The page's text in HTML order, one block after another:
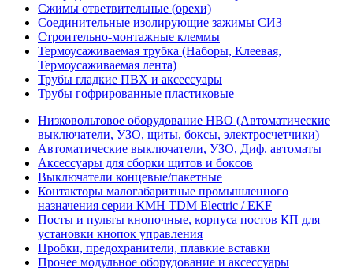
Сжимы ответвительные (орехи)
Соединительные изолирующие зажимы СИЗ
Строительно-монтажные клеммы
Термоусаживаемая трубка (Наборы, Клеевая,
Термоусаживаемая лента)
Трубы гладкие ПВХ и аксессуары
Трубы гофрированные пластиковые
Низковольтовое оборудование НВО (Автоматические
выключатели, УЗО, щиты, боксы, электросчетчики)
Автоматические выключатели, УЗО, Диф. автоматы
Аксессуары для сборки щитов и боксов
Выключатели концевые/пакетные
Контакторы малогабаритные промышленного
назначения серии КМН TDM Electric / EKF
Посты и пульты кнопочные, корпуса постов КП для
установки кнопок управления
Пробки, предохранители, плавкие вставки
Прочее модульное оборудование и аксессуары